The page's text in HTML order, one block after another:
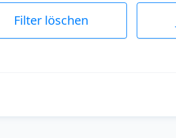
Filter löschen